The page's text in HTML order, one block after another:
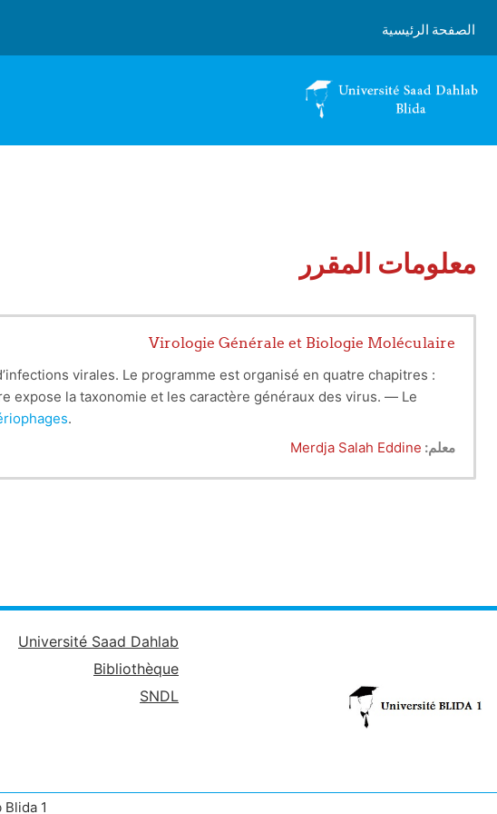
الصفحة الرئيسية
معلومات المقرر
Virologie Générale et Biologie Moléculaire
virales. Le programme est organisé en quatre chapitres :
la taxonomie et les caractère généraux des virus. — Le
.
معلم: Merdja Salah Eddine
Université Saad Dahlab
Bibliothèque
SNDL
1